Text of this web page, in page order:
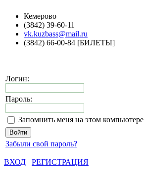
Кемерово
(3842) 39-60-11
vk.kuzbass@mail.ru
(3842) 66-00-84 [БИЛЕТЫ]
Логин:
Пароль:
Запомнить меня на этом компьютере
Забыли свой пароль?
ВХОД
РЕГИСТРАЦИЯ